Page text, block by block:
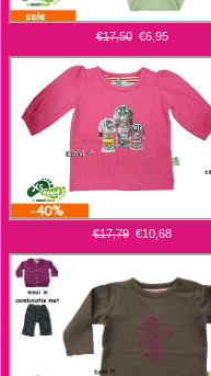
€17,50 €6,95
€17,79 €10,68